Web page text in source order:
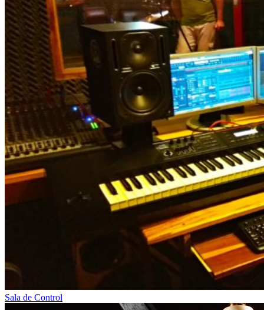
Sala de Control